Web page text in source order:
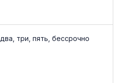
два, три, пять, бессрочно